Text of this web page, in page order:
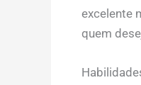
excelente
quem